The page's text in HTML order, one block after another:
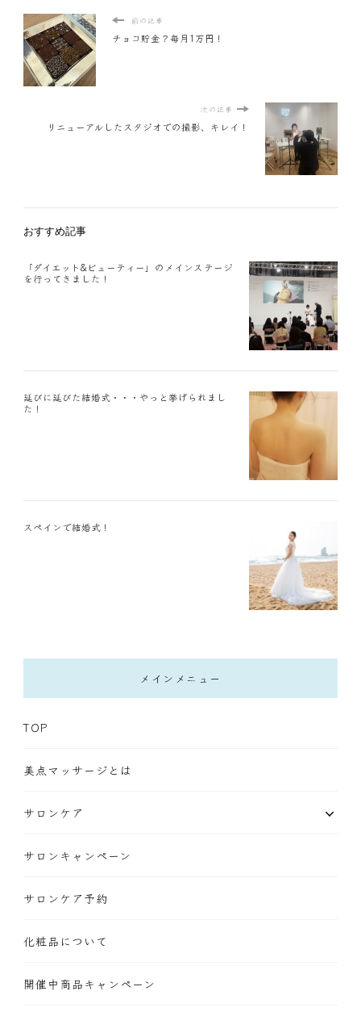
前の記事
チョコ貯金？毎月1万円！
次の記事
リニューアルしたスタジオでの撮影、キレイ！
おすすめ記事
「ダイエット&ビューティー」のメインステージ
を行ってきました！
延びに延びた結婚式・・・やっと挙げられまし
た！
スペインで結婚式！
メインメニュー
TOP
美点マッサージとは
サロンケア
サロンキャンペーン
サロンケア予約
化粧品について
開催中商品キャンペーン